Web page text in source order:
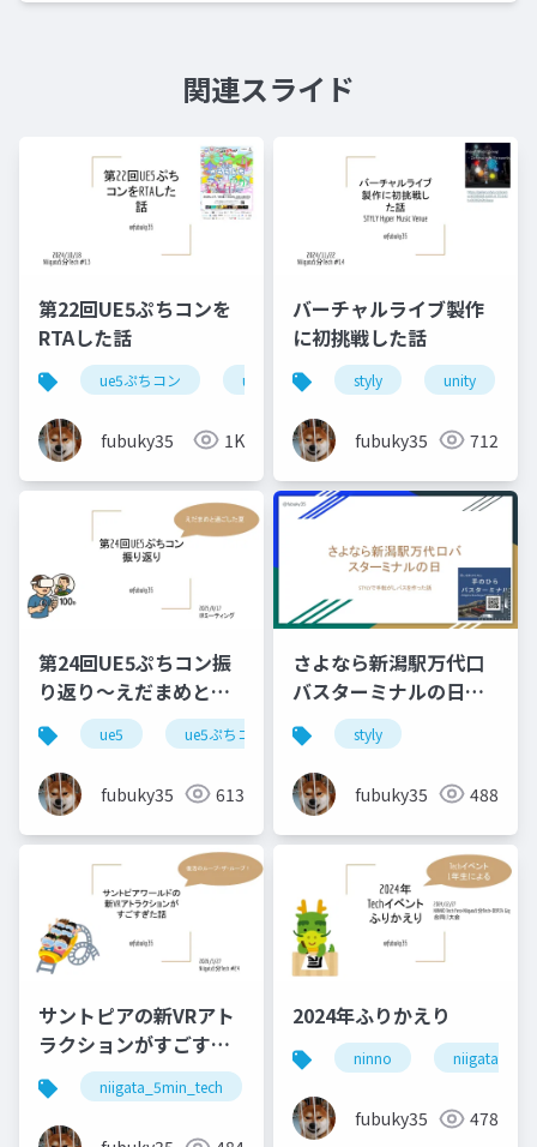
関連スライド
第22回UE5ぷちコンを
RTAした話
ue5ぷちコン ue5 unrealengine
fubuky35 1K
バーチャルライブ製作
に初挑戦した話
styly unity
fubuky35 712
第24回UE5ぷちコン振
り返り～えだまめと過
ごした夏～
ue5 ue5ぷちコン
fubuky35 613
さよなら新潟駅万代口
バスターミナルの日
STYLYで手転がしバス
を作った話
styly
fubuky35 488
サントピアの新VRアト
ラクションがすごすぎ
た話
niigata_5min_tech
2024年ふりかえり
ninno
fubuky35 478